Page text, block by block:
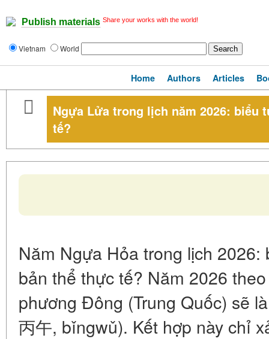
Publish materials Share your works with the world!
Vietnam World
Home Authors Articles
Ngựa Lửa trong lịch năm 2026: biểu
tế?
Năm Ngựa Hỏa trong lịch
bản thể thực tế? Năm 2026
phương Đông (Trung Quốc) sẽ
丙午, bǐngwǔ). Kết hợp này chỉ